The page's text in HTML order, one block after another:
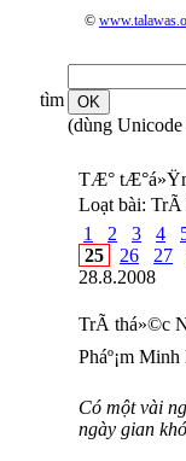
©
tìm
(dùng
TÆ°
Loạt bài: TrÃ­
1
2 3 4
25
26 27
28.8.2008
TrÃ­ thá»©c
Pháº¡m Minh
Có một vài
ngày gian